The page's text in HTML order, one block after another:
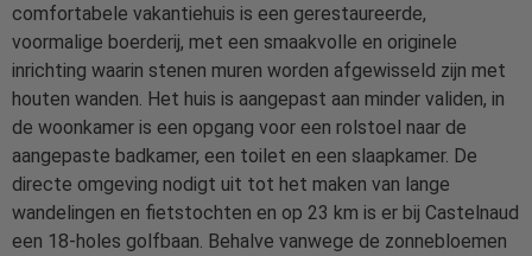
comfortabele vakantiehuis is een gerestaureerde,
voormalige boerderij, met een smaakvolle en originele
inrichting waarin stenen muren worden afgewisseld zijn met
houten wanden. Het huis is aangepast aan minder validen, in
de woonkamer is een opgang voor een rolstoel naar de
aangepaste badkamer, een toilet en een slaapkamer. De
directe omgeving nodigt uit tot het maken van lange
wandelingen en fietstochten en op 23 km is er bij Castelnaud
een 18-holes golfbaan. Behalve vanwege de zonnebloemen